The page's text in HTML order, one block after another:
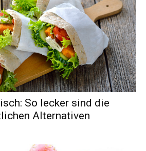
So lecker sind die
Alternativen